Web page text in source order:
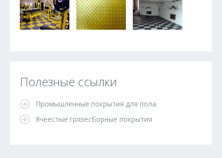
Полезные ссылки
Промышленные покрытия для пола
Ячеестые грязесборные покрытия